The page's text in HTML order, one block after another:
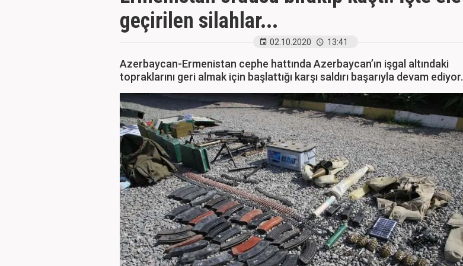
geçirilen silahlar...
02.10.2020 13:41
Azerbaycan-Ermenistan cephe hattında Azerbaycan’ın işgal altındaki
topraklarını geri almak için başlattığı karşı saldırı başarıyla devam ediyor.